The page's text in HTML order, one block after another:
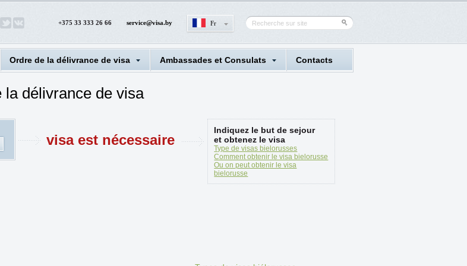
+375 33 333 26 66 service@visa.by Fr
Ordre de la délivrance de visa Ambassades et Consulats Сontacts
délivrance de visa
visa est nécessaire
Indiquez le but de sejour
et obtenez le visa
Type de visas bielorusses
Comment obtenir le visa bielorusse
Ou on peut obtenir le visa
bielorusse